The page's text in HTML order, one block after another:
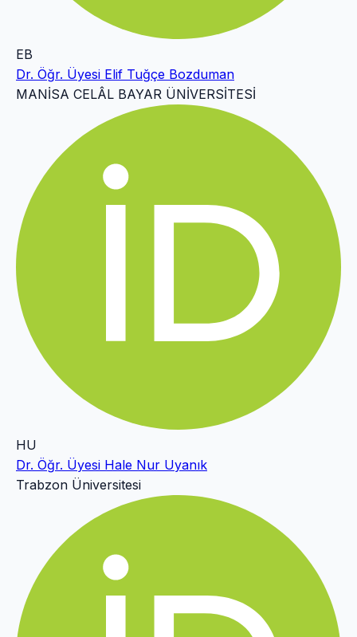
EB
Dr. Öğr. Üyesi Elif Tuğçe Bozduman
MANİSA CELÂL BAYAR ÜNİVERSİTESİ
HU
Dr. Öğr. Üyesi Hale Nur Uyanık
Trabzon Üniversitesi